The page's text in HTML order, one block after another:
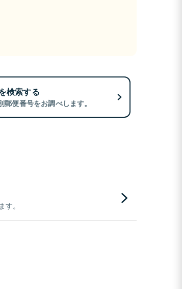
検索する
便番号をお調べします。
。